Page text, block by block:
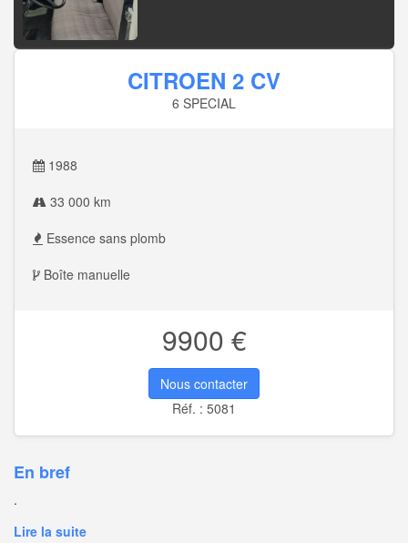
CITROEN 2 CV
6 SPECIAL
1988
33 000 km
Essence sans plomb
Boîte manuelle
9900 €
Nous contacter
Réf. : 5081
En bref
.
Lire la suite